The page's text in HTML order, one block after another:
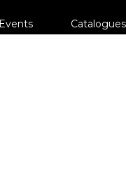
Catalogues